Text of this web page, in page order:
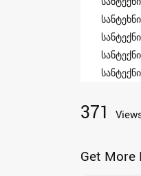
371
Get More